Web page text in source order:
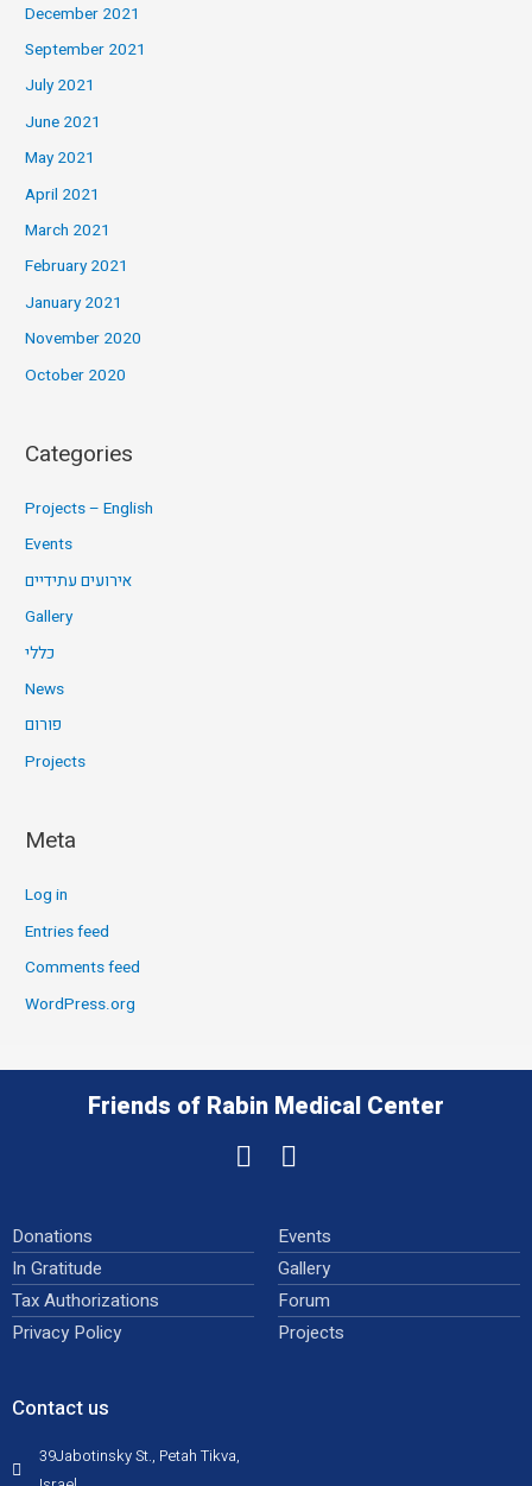
December 2021
September 2021
July 2021
June 2021
May 2021
April 2021
March 2021
February 2021
January 2021
November 2020
October 2020
Categories
Projects – English
Events
אירועים עתידיים
Gallery
כללי
News
פורום
Projects
Meta
Log in
Entries feed
Comments feed
WordPress.org
Friends of Rabin Medical Center
Donations
In Gratitude
Tax Authorizations
Privacy Policy
Events
Gallery
Forum
Projects
Contact us
39Jabotinsky St., Petah Tikva,